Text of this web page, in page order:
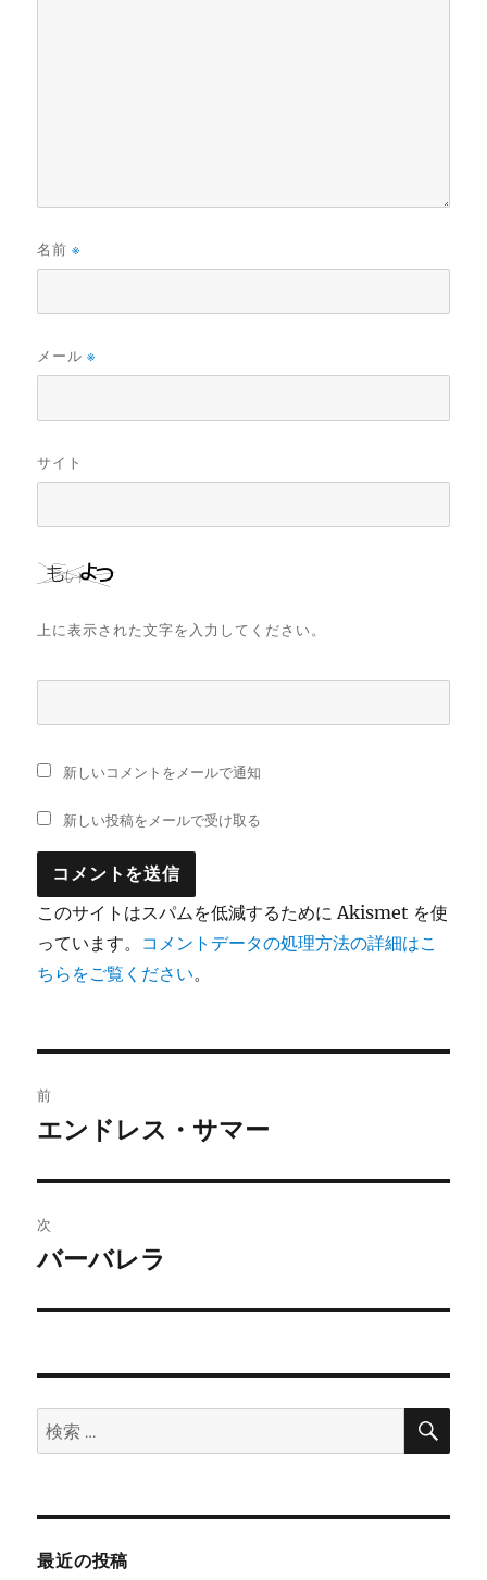
名前※
メール※
サイト
上に表示された文字を入力してください。
新しいコメントをメールで通知
新しい投稿をメールで受け取る
このサイトはスパムを低減するために Akismet を使
っています。 コメントデータの処理方法の詳細はこ
ちらをご覧ください。
稿
ビ
ゲ
ー
ン
前
前
投
稿:
エンドレス・サマー
次
次
投
バーバレラ
検
索:
検
最近の投稿